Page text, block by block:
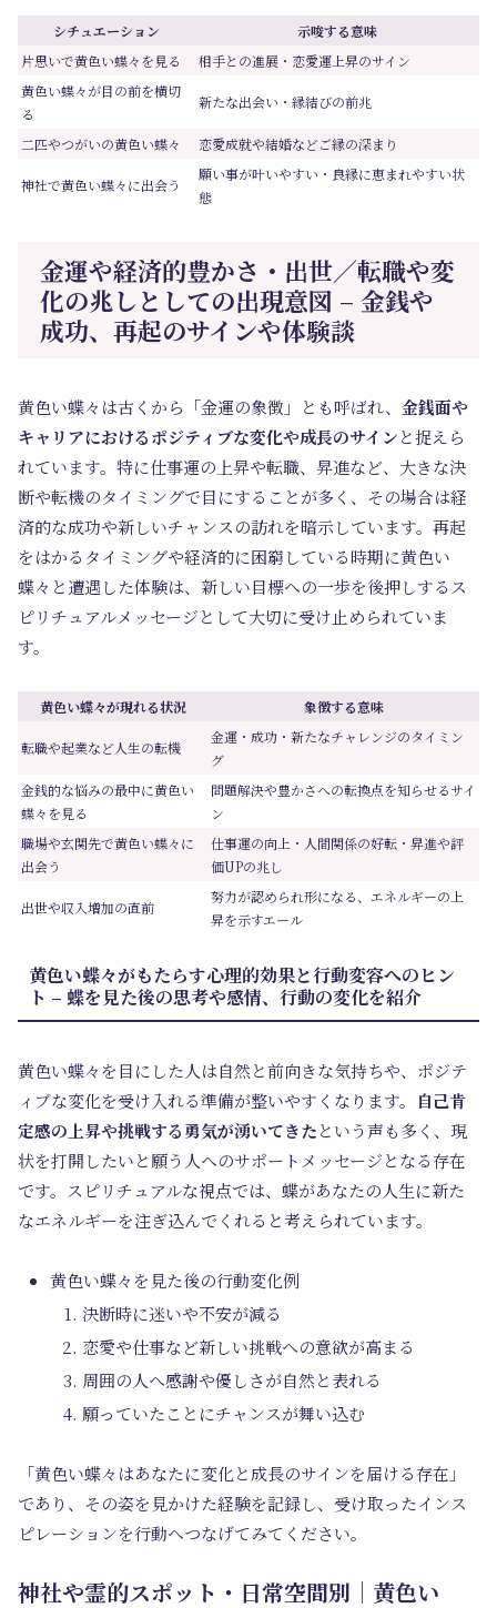
シチュエーション
示唆する意味
片思いで黄色い蝶々を見る
相手との進展・恋愛運上昇のサイン
黄色い蝶々が目の前を横切
る
新たな出会い・縁結びの前兆
二匹やつがいの黄色い蝶々 恋愛成就や結婚などご縁の深まり
神社で黄色い蝶々に出会う
願い事が叶いやすい・良縁に恵まれやすい状
態
金運や経済的豊かさ・出世／転職や変
化の兆しとしての出現意図 – 金銭や
成功、再起のサインや体験談
黄色い蝶々は古くから「金運の象徴」とも呼ばれ、 金銭面や
キャリアにおけるポジティブな変化や成長のサインと捉えら
れています。特に仕事運の上昇や転職、昇進など、大きな決
断や転機のタイミングで目にすることが多く、その場合は経
済的な成功や新しいチャンスの訪れを暗示しています。再起
をはかるタイミングや経済的に困窮している時期に黄色い
蝶々と遭遇した体験は、新しい目標への一歩を後押しするス
ピリチュアルメッセージとして大切に受け止められていま
す。
黄色い蝶々が現れる状況 象徴する意味
転職や起業など人生の転機
金運・成功・新たなチャレンジのタイミン
グ
金銭的な悩みの最中に黄色い
蝶々を見る
問題解決や豊かさへの転換点を知らせるサイ
ン
職場や玄関先で黄色い蝶々に
出会う
仕事運の向上・人間関係の好転・昇進や評
価UPの兆し
出世や収入増加の直前
努力が認められ形になる、エネルギーの上
昇を示すエール
黄色い蝶々がもたらす心理的効果と行動変容へのヒン
ト – 蝶を見た後の思考や感情、行動の変化を紹介
黄色い蝶々を目にした人は自然と前向きな気持ちや、ポジテ
ィブな変化を受け入れる準備が整いやすくなります。
自己肯
定感の上昇や挑戦する勇気が湧いてきたという声も多く、現
状を打開したいと願う人へのサポートメッセージとなる存在
です。スピリチュアルな視点では、蝶があなたの人生に新た
なエネルギーを注ぎ込んでくれると考えられています。
黄色い蝶々を見た後の行動変化例
決断時に迷いや不安が減る
恋愛や仕事など新しい挑戦への意欲が高まる
周囲の人へ感謝や優しさが自然と表れる
願っていたことにチャンスが舞い込む
「黄色い蝶々はあなたに変化と成長のサインを届ける存在」
であり、その姿を見かけた経験を記録し、受け取ったインス
ピレーションを行動へつなげてみてください。
神社や霊的スポット・日常空間別｜黄色い